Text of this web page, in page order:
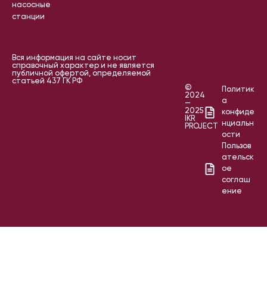
насосные
станции
Вся информация на сайте носит
справочный характер и не является
публичной офертой, определяемой
статьей 437 ГК РФ
©
2024
—
2025
IKR
PROJECT
Политик
а
конфиде
нциальн
ости
Пользов
ательск
ое
соглаш
ение